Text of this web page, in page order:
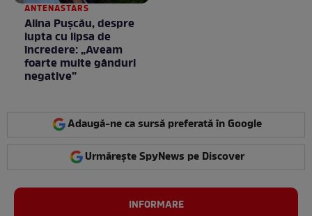
ANTENASTARS
Alina Pușcău, despre
lupta cu lipsa de
încredere: „Aveam
foarte multe gânduri
negative”
Adaugă-ne ca sursă preferată în Google
Urmărește SpyNews pe Discover
INFORMARE